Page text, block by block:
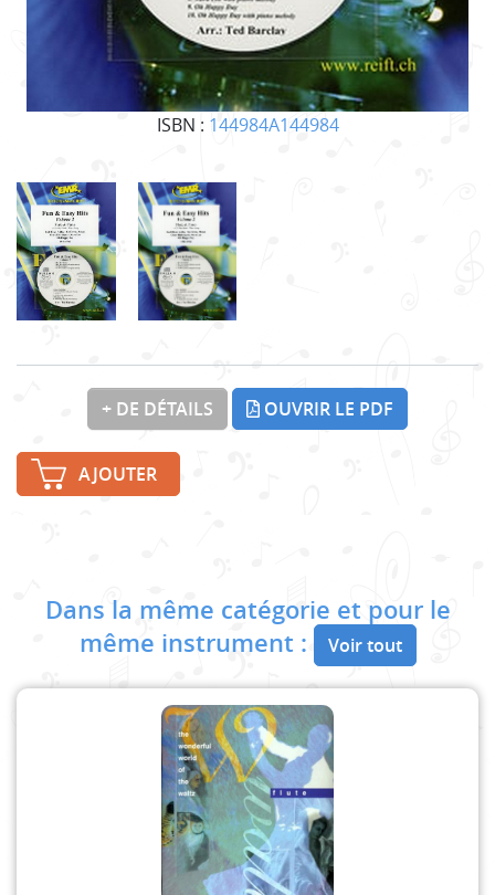
ISBN : 144984A144984
+ DE DÉTAILS OUVRIR LE PDF
AJOUTER
Dans la même catégorie et pour le
même instrument :
Voir tout